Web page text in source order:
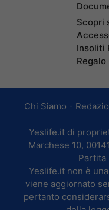
Scopri
Insoliti
Chi Siamo -
Yeslife.it di
Marchese 10,
Partita
Yeslife.it non è
viene aggiornato
pertanto